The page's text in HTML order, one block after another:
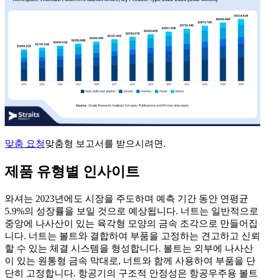
맞춤 요청맞춤형 보고서를 받으시려면.
제품 유형별 인사이트
와셔는 2023년에도 시장을 주도하며 예측 기간 동안 연평균
5.9%의 성장률을 보일 것으로 예상됩니다. 너트는 일반적으로
중앙에 나사산이 있는 육각형 모양의 금속 조각으로 만들어집
니다. 너트는 볼트와 결합하여 부품을 고정하는 견고하고 신뢰
할 수 있는 체결 시스템을 형성합니다. 볼트는 외부에 나사산
이 있는 원통형 금속 막대로, 너트와 함께 사용하여 부품을 단
단히 고정합니다. 항공기의 구조적 안정성은 항공우주용 볼트